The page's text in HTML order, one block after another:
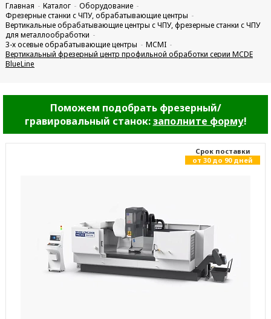
Главная Каталог
Оборудование
Фрезерные станки с ЧПУ, обрабатывающие центры
Вертикальные обрабатывающие центры с ЧПУ, фрезерные станки с ЧПУ
для металлообработки
3-х осевые обрабатывающие центры
MCMI
Вертикальный фрезерный центр профильной обработки серии MCDE
BlueLine
Поможем подобрать фрезерный/
гравировальный станок:заполните форму!
Cрок поставки
от 30 до 90 дней